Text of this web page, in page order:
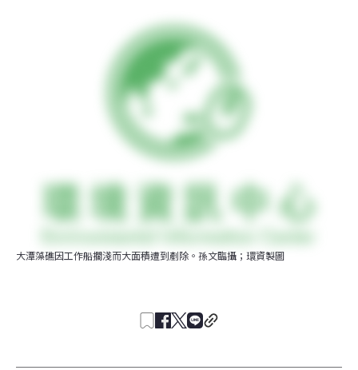
大潭藻礁因工作船擱淺而大面積遭到剷除。孫文臨攝；環資製圖